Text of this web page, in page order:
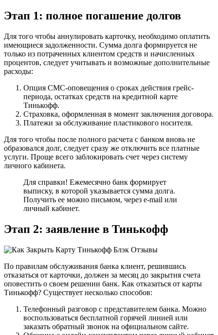
Этап 1: полное погашение долгов
Для того чтобы аннулировать карточку, необходимо оплатить
имеющиеся задолженности. Сумма долга формируется не
только из потраченных клиентом средств и начисленных
процентов, следует учитывать и возможные дополнительные
расходы:
Опция СМС-оповещения о сроках действия грейс-
периода, остатках средств на кредитной карте
Тинькофф.
Страховка, оформленная в момент заключения договора.
Платежи за обслуживание пластикового носителя.
Для того чтобы после полного расчета с банком вновь не
образовался долг, следует сразу же отключить все платные
услуги. Проще всего заблокировать счет через систему
личного кабинета.
Для справки! Ежемесячно банк формирует
выписку, в которой указывается сумма долга.
Получить ее можно письмом, через e-mail или
личный кабинет.
Этап 2: заявление в Тинькофф
По правилам обслуживания банка клиент, решившись
отказаться от карточки, должен за месяц до закрытия счета
оповестить о своем решении банк. Как отказаться от карты
Тинькофф? Существует несколько способов:
Телефонный разговор с представителем банка. Можно
воспользоваться бесплатной горячей линией или
заказать обратный звонок на официальном сайте.